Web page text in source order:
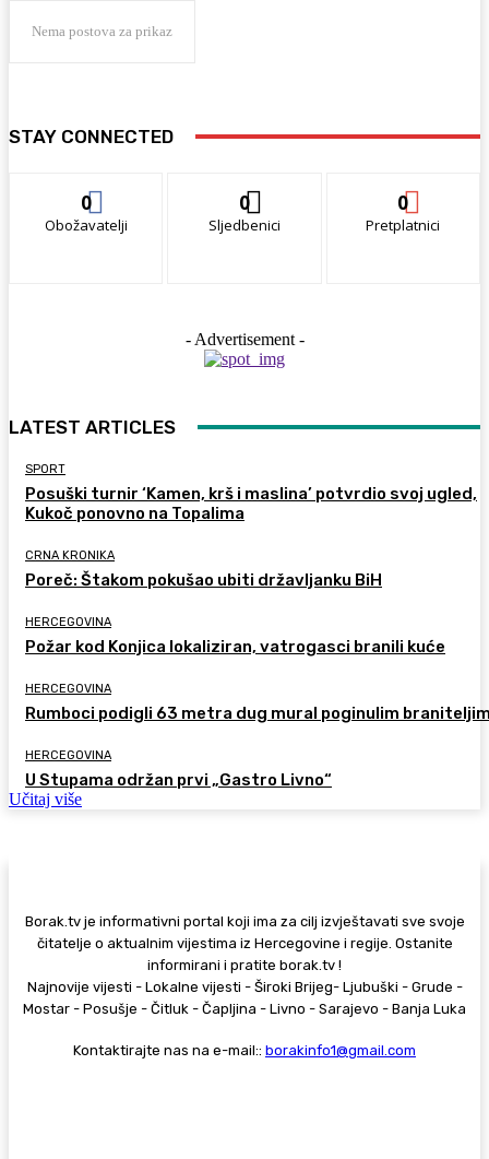
Nema postova za prikaz
STAY CONNECTED
0
Obožavatelji
0
Sljedbenici
0
Pretplatnici
- Advertisement -
LATEST ARTICLES
SPORT
Posuški turnir ‘Kamen, krš i maslina’ potvrdio svoj ugled,
Kukoč ponovno na Topalima
CRNA KRONIKA
Poreč: Štakom pokušao ubiti državljanku BiH
HERCEGOVINA
Požar kod Konjica lokaliziran, vatrogasci branili kuće
HERCEGOVINA
Rumboci podigli 63 metra dug mural poginulim
HERCEGOVINA
U Stupama održan prvi „Gastro Livno“
Učitaj više
Borak.tv je informativni portal koji ima za cilj izvještavati sve svoje
čitatelje o aktualnim vijestima iz Hercegovine i regije. Ostanite
informirani i pratite borak.tv !
Najnovije vijesti - Lokalne vijesti - Široki Brijeg- Ljubuški - Grude -
Mostar - Posušje - Čitluk - Čapljina - Livno - Sarajevo - Banja Luka
Kontaktirajte nas na e-mail:: borakinfo1@gmail.com